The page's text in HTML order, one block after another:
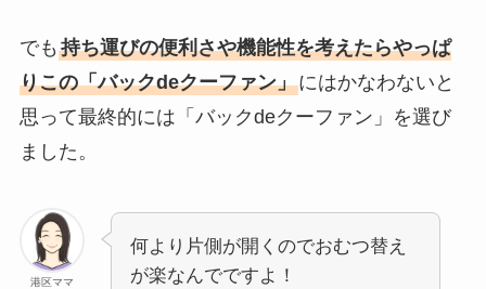
でも 持ち運びの便利さや機能性を考えたらやっぱ
りこの「バックdeクーファン」にはかなわないと
思って最終的には「バックdeクーファン」を選び
ました。
港区ママ
何より片側が開くのでおむつ替え
が楽なんでですよ！